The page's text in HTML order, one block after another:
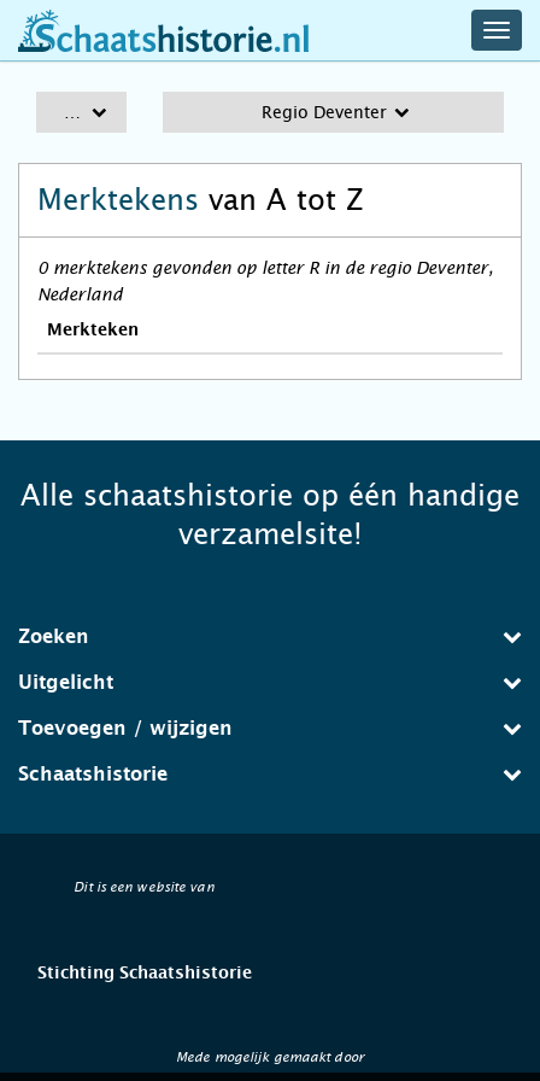
schaatshistorie.nl
Regio Deventer
Merktekens van A tot Z
0 merktekens gevonden op letter R in de regio Deventer,
Nederland
Merkteken
Alle schaatshistorie op één handige
verzamelsite!
Zoeken
Uitgelicht
Toevoegen / wijzigen
Schaatshistorie
Dit is een website van
Stichting Schaatshistorie
Mede mogelijk gemaakt door